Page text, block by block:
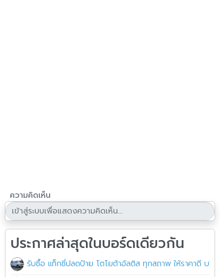
ความคิดเห็น
ประกาศล่าสุดในบอร์ดเดียวกัน
รับซื้อ แท็กซี่ปลดป้าย โตโยต้าอัลติส ทุกสภาพ ให้ราคาดี บริก